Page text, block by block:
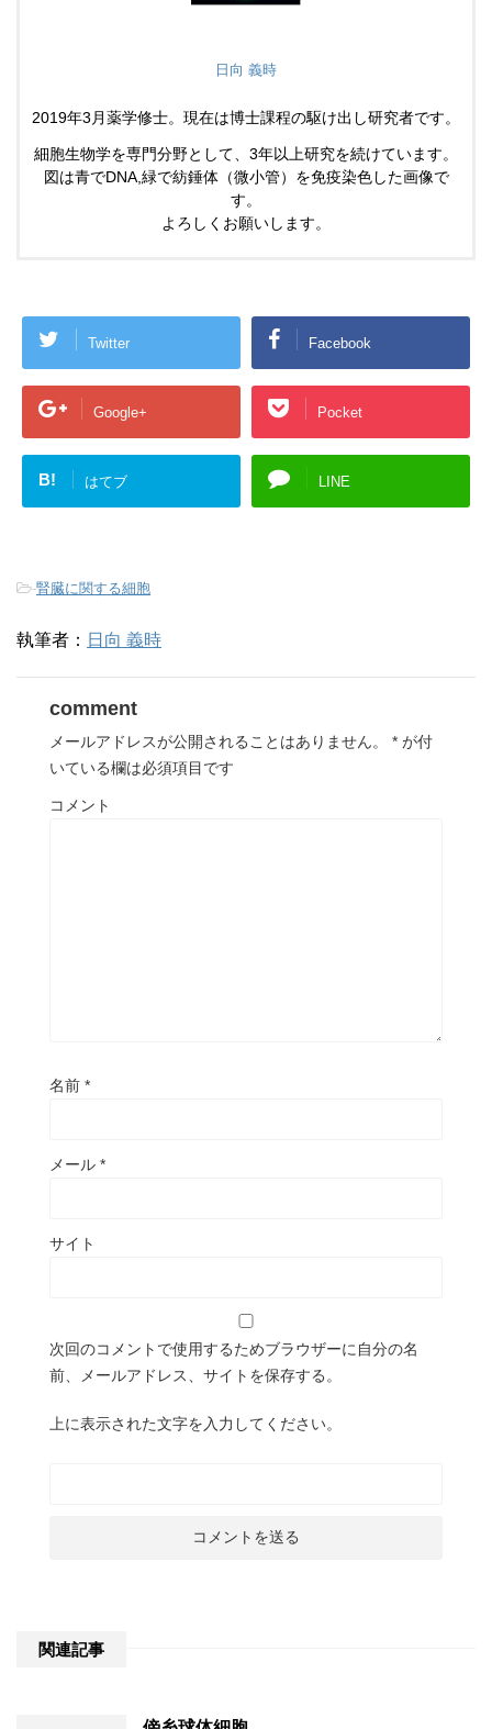
日向 義時
2019年3月薬学修士。現在は博士課程の駆け出し研究者です。
細胞生物学を専門分野として、3年以上研究を続けています。
図は青でDNA,緑で紡錘体（微小管）を免疫染色した画像で
す。
よろしくお願いします。
Twitter Facebook
Google+ Pocket
B! はてブ LINE
-腎臓に関する細胞
執筆者： 日向 義時
comment
メールアドレスが公開されることはありません。 * が付
いている欄は必須項目です
コメント
名前 *
メール *
サイト
次回のコメントで使用するためブラウザーに自分の名
前、メールアドレス、サイトを保存する。
上に表示された文字を入力してください。
関連記事